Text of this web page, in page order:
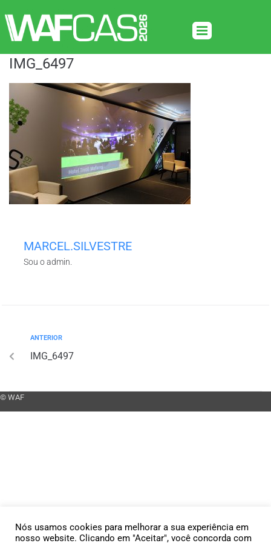
IMG_6497
MARCEL.SILVESTRE
Sou o admin.
ANTERIOR
IMG_6497
© WAF
Nós usamos cookies para melhorar a sua experiência em
nosso website. Clicando em "Aceitar", você concorda com